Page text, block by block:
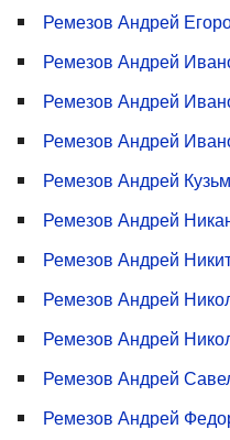
Ремезов Андрей
Ремезов Андрей
Ремезов Андрей
Ремезов Андрей
Ремезов Андрей
Ремезов Андрей
Ремезов Андрей
Ремезов Андрей
Ремезов Андрей
Ремезов Андрей
Ремезов Андрей